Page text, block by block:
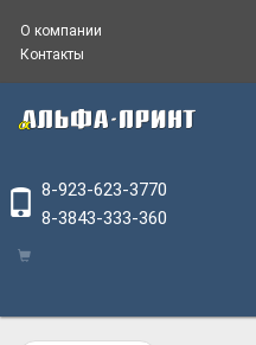
О компании
Контакты
8-923-623-3770
8-3843-333-360